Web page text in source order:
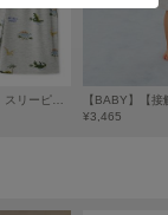
¥3,465